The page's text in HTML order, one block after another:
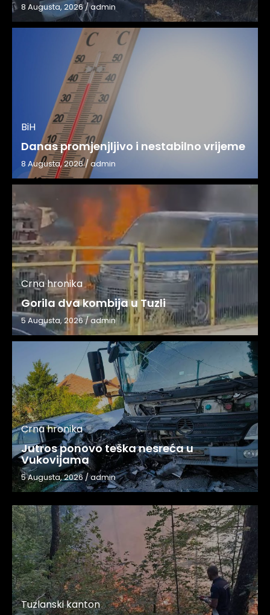
8 Augusta, 2026/admin
BiH
Danas promjenjljivo i nestabilno vrijeme
8 Augusta, 2026/admin
Crna hronika
Gorila dva kombija u Tuzli
5 Augusta, 2026/admin
Crna hronika
Jutros ponovo teška nesreća u
Vukovijama
5 Augusta, 2026/admin
Tuzlanski kanton